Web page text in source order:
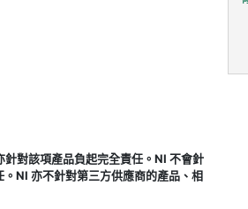
對該項產品負起完全責任。NI 不會針
NI 亦不針對第三方供應商的產品、相